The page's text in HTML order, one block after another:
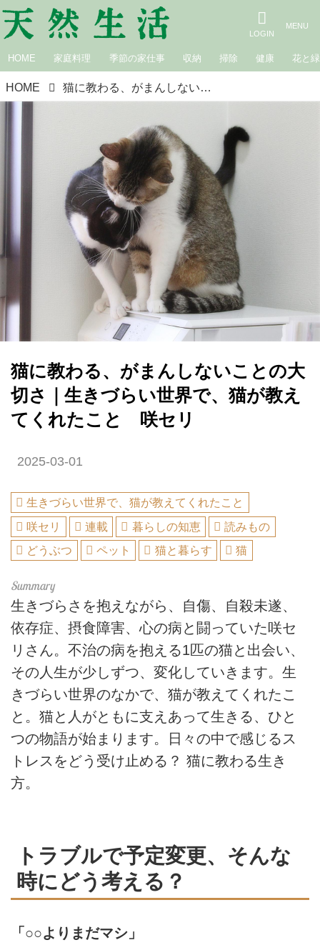
HOME 家庭料理 季節の家仕事 収納 掃除 健康 花と緑
HOME 猫に教わる、がまんしないことの大切さ｜生きづらい世界で、猫が教えてくれたこと 咲セリ
猫に教わる、がまんしないことの大
切さ｜生きづらい世界で、猫が教え
てくれたこと 咲セリ
2025-03-01
生きづらい世界で、猫が教えてくれたこと
咲セリ
連載 暮らしの知恵
読みもの
どうぶつ
ペット 猫と暮らす 猫
生きづらさを抱えながら、自傷、自殺未遂、
依存症、摂食障害、心の病と闘っていた咲セ
リさん。不治の病を抱える1匹の猫と出会い、
その人生が少しずつ、変化していきます。生
きづらい世界のなかで、猫が教えてくれたこ
と。猫と人がともに支えあって生きる、ひと
つの物語が始まります。日々の中で感じるス
トレスをどう受け止める？ 猫に教わる生き
方。
トラブルで予定変更、そんな
時にどう考える？
「○○よりまだマシ」